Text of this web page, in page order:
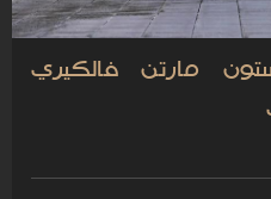
مارتن فالكيري